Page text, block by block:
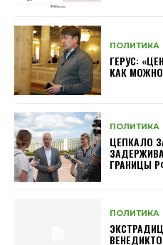
ПОЛИТИКА
ГЕРУС:
КАК
ПОЛИТИКА
ЦЕПКАЛО
ГРАНИЦЫ
ПОЛИТИКА